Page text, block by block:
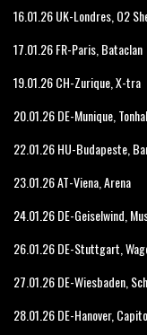
16.01.26 UK-Londres, O2
17.01.26 FR-Paris, Bataclan
19.01.26 CH-Zurique, X-tra
20.01.26 DE-Munique,
22.01.26 HU-Budapeste,
23.01.26 AT-Viena, Arena
24.01.26 DE-Geiselwind,
26.01.26 DE-Stuttgart,
27.01.26 DE-Wiesbaden,
28.01.26 DE-Hanover,